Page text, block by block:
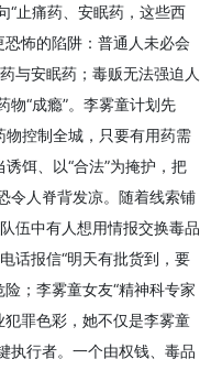
“止痛药、安眠药，这些西
怖的陷阱：普通人未必会
与安眠药；毒贩无法强迫人
物“成瘾”。李雾童计划先
物控制全城，只要有用药需
诱饵、以“合法”为掩护，把
令人脊背发凉。随着线索铺
伍中有人想用情报交换毒品
话报信“明天有批货到，要
；李雾童女友“精神科专家
罪色彩，她不仅是李雾童
执行者。一个由权钱、毒品